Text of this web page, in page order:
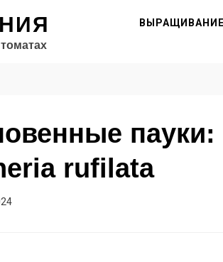
ВЫРАЩИВАНИЕ
rufilata